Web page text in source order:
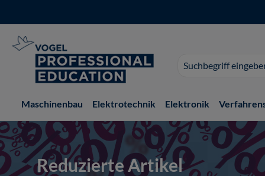
Suchvorschläge
erscheinen
der
Maschinenbau Elektrotechnik Elektronik
Reduzierte Artikel